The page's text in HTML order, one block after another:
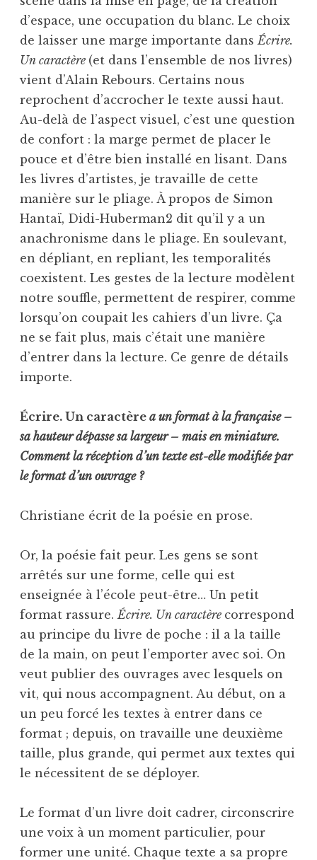
d’espace, une occupation du blanc. Le choix
de laisser une marge importante dans Écrire.
Un caractère (et dans l’ensemble de nos livres)
vient d’Alain Rebours. Certains nous
reprochent d’accrocher le texte aussi haut.
Au-delà de l’aspect visuel, c’est une question
de confort : la marge permet de placer le
pouce et d’être bien installé en lisant. Dans
les livres d’artistes, je travaille de cette
manière sur le pliage. À propos de Simon
Hantaï, Didi-Huberman2 dit qu’il y a un
anachronisme dans le pliage. En soulevant,
en dépliant, en repliant, les temporalités
coexistent. Les gestes de la lecture modèlent
notre souffle, permettent de respirer, comme
lorsqu’on coupait les cahiers d’un livre. Ça
ne se fait plus, mais c’était une manière
d’entrer dans la lecture. Ce genre de détails
importe.
Écrire. Un caractère a un format à la française –
sa hauteur dépasse sa largeur – mais en miniature.
Comment la réception d’un texte est-elle modifiée par
le format d’un ouvrage ?
Christiane écrit de la poésie en prose.
Or, la poésie fait peur. Les gens se sont
arrêtés sur une forme, celle qui est
enseignée à l’école peut-être… Un petit
format rassure. Écrire. Un caractère correspond
au principe du livre de poche : il a la taille
de la main, on peut l’emporter avec soi. On
veut publier des ouvrages avec lesquels on
vit, qui nous accompagnent. Au début, on a
un peu forcé les textes à entrer dans ce
format ; depuis, on travaille une deuxième
taille, plus grande, qui permet aux textes qui
le nécessitent de se déployer.
Le format d’un livre doit cadrer, circonscrire
une voix à un moment particulier, pour
former une unité. Chaque texte a sa propre